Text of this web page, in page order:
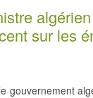
sur les
gouvernement